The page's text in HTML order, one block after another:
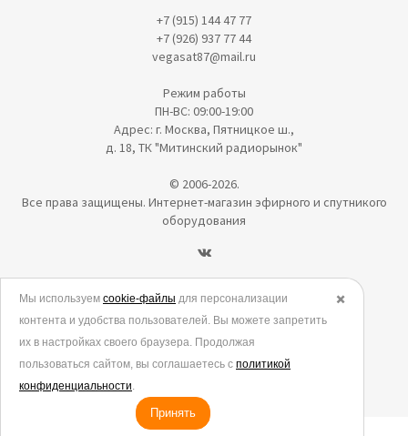
+7 (915) 144 47 77
+7 (926) 937 77 44
vegasat87@mail.ru
Режим работы
ПН-ВС: 09:00-19:00
Адрес: г. Москва, Пятницкое ш.,
д. 18, ТК "Митинский радиорынок"
© 2006-2026.
Все права защищены. Интернет-магазин эфирного и спутникого
оборудования
Политика в отношении обработки персональных данных
Согласие на обработку персональных данных
Согласие на обработку данных метрическими программами
Политика использования cookies
✖️
Мы используем cookie-файлы для персонализации
контента и удобства пользователей. Вы можете запретить
их в настройках своего браузера. Продолжая
пользоваться сайтом, вы соглашаетесь с политикой
конфиденциальности.
Принять